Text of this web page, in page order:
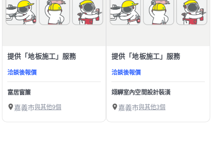
提供「地板施工」服務
洽談後報價
富居窗簾
嘉義市與其他9個
提供「地板施工」服務
洽談後報價
翊驊室內空間設計裝潢
嘉義市與其他3個